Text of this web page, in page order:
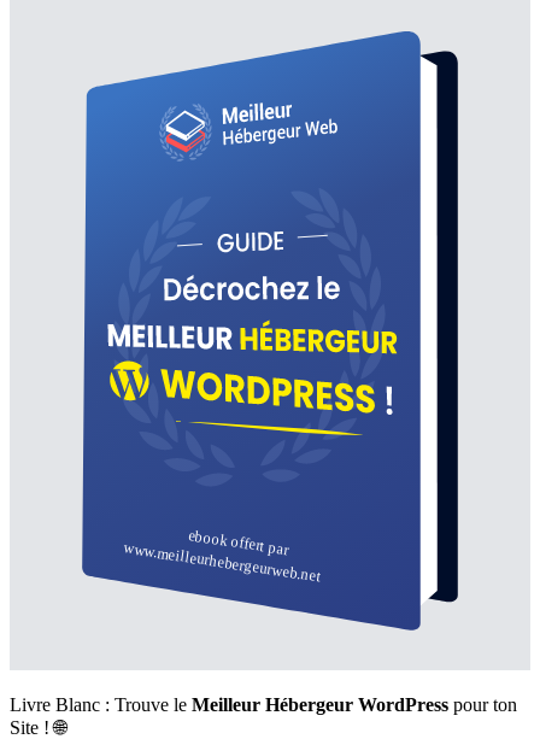
Livre Blanc : Trouve le Meilleur Hébergeur WordPress pour ton
Site ! 🌐